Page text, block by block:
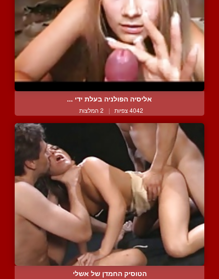
אליסיה הפולניה בעלת ידי ...
4042 צפיות | 2 המלצות
הטוסיק החמדן של אשלי